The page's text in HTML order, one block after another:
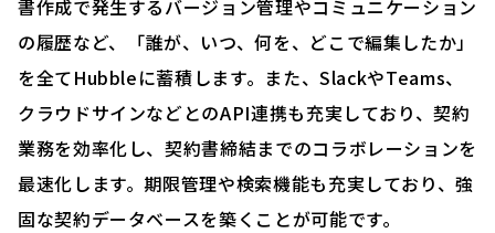
書作成で発生するバージョン管理やコミュニケーション
の履歴など、「誰が、いつ、何を、どこで編集したか」
を全てHubbleに蓄積します。また、SlackやTeams、
クラウドサインなどとのAPI連携も充実しており、契約
業務を効率化し、契約書締結までのコラボレーションを
最速化します。期限管理や検索機能も充実しており、強
固な契約データベースを築くことが可能です。